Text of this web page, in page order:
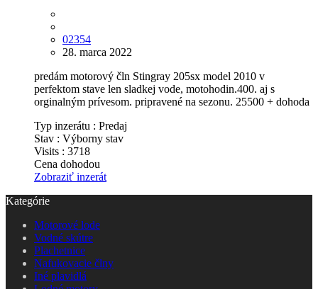
02354
28. marca 2022
predám motorový čln Stingray 205sx model 2010 v
perfektom stave len sladkej vode, motohodin.400. aj s
orginalným prívesom. pripravené na sezonu. 25500 + dohoda
Typ inzerátu : Predaj
Stav : Výborny stav
Visits : 3718
Cena dohodou
Zobraziť inzerát
Kategórie
Motorové lode
Vodné skútre
Plachetnice
Nafukovacie člny
Iné plavidlá